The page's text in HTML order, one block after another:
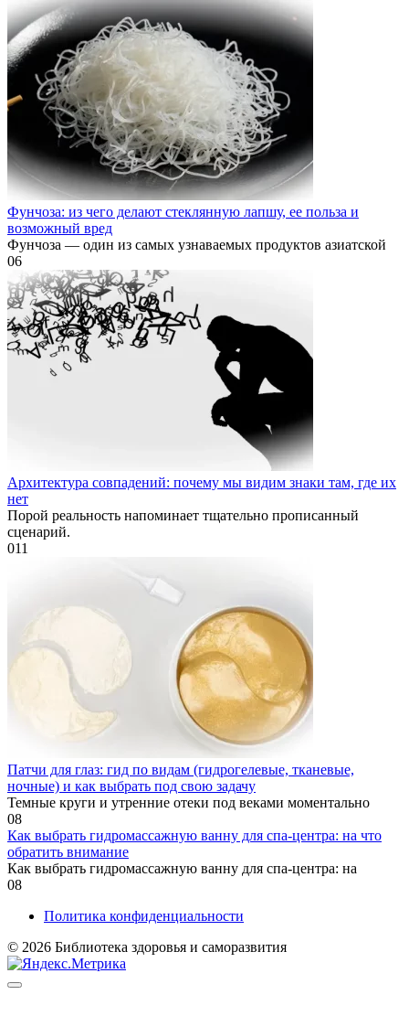
Фунчоза: из чего делают стеклянную лапшу, ее польза и
возможный вред
Фунчоза — один из самых узнаваемых продуктов азиатской
06
Архитектура совпадений: почему мы видим знаки там, где их
нет
Порой реальность напоминает тщательно прописанный
сценарий.
011
Патчи для глаз: гид по видам (гидрогелевые, тканевые,
ночные) и как выбрать под свою задачу
Темные круги и утренние отеки под веками моментально
08
Как выбрать гидромассажную ванну для спа-центра: на что
обратить внимание
Как выбрать гидромассажную ванну для спа-центра: на
08
Политика конфиденциальности
© 2026 Библиотека здоровья и саморазвития